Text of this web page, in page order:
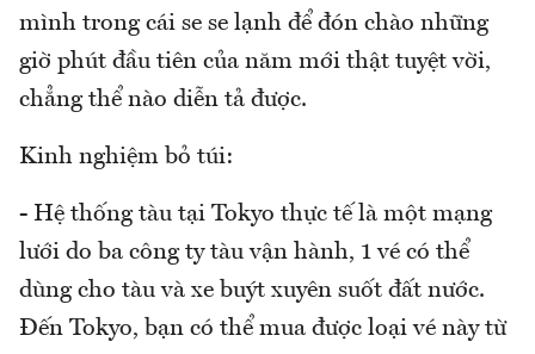
mình trong cái se se lạnh để đón chào những
giờ phút đầu tiên của năm mới thật tuyệt vời,
chẳng thể nào diễn tả được.
Kinh nghiệm bỏ túi:
- Hệ thống tàu tại Tokyo thực tế là một mạng
lưới do ba công ty tàu vận hành, 1 vé có thể
dùng cho tàu và xe buýt xuyên suốt đất nước.
Đến Tokyo, bạn có thể mua được loại vé này từ